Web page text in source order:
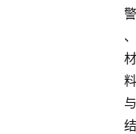
警
、
材
料
与
结